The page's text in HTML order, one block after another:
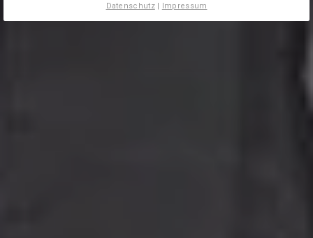
Datenschutz| Impressum